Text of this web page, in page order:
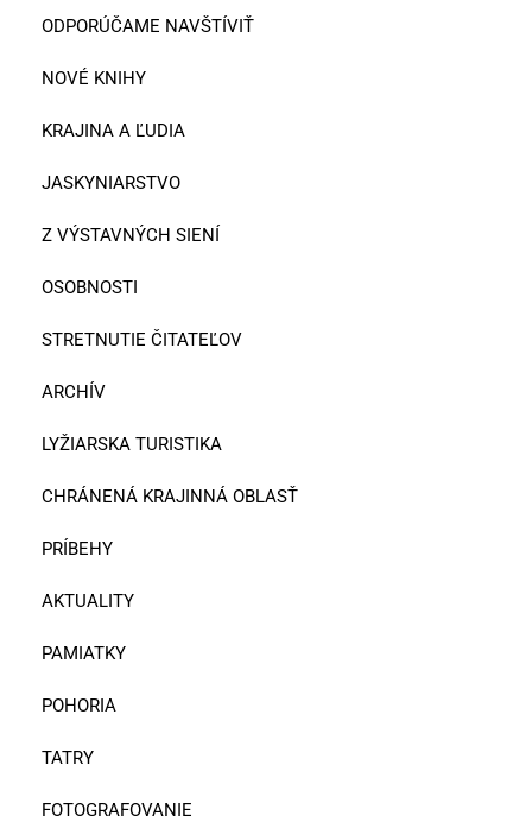
ODPORÚČAME NAVŠTÍVIŤ
NOVÉ KNIHY
KRAJINA A ĽUDIA
JASKYNIARSTVO
Z VÝSTAVNÝCH SIENÍ
OSOBNOSTI
STRETNUTIE ČITATEĽOV
ARCHÍV
LYŽIARSKA TURISTIKA
CHRÁNENÁ KRAJINNÁ OBLASŤ
PRÍBEHY
AKTUALITY
PAMIATKY
POHORIA
TATRY
FOTOGRAFOVANIE